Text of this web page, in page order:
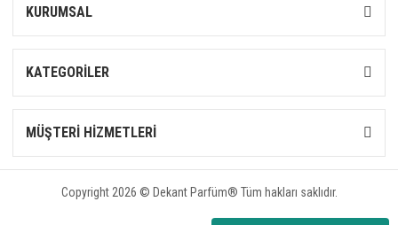
KURUMSAL
KATEGORİLER
MÜŞTERİ HİZMETLERİ
Copyright 2026 © Dekant Parfüm® Tüm hakları saklıdır.